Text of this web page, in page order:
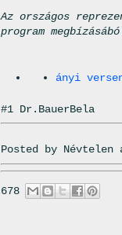
Az országos
program
ányi
#1 Dr.BauerBela
Posted by Névtelen
678